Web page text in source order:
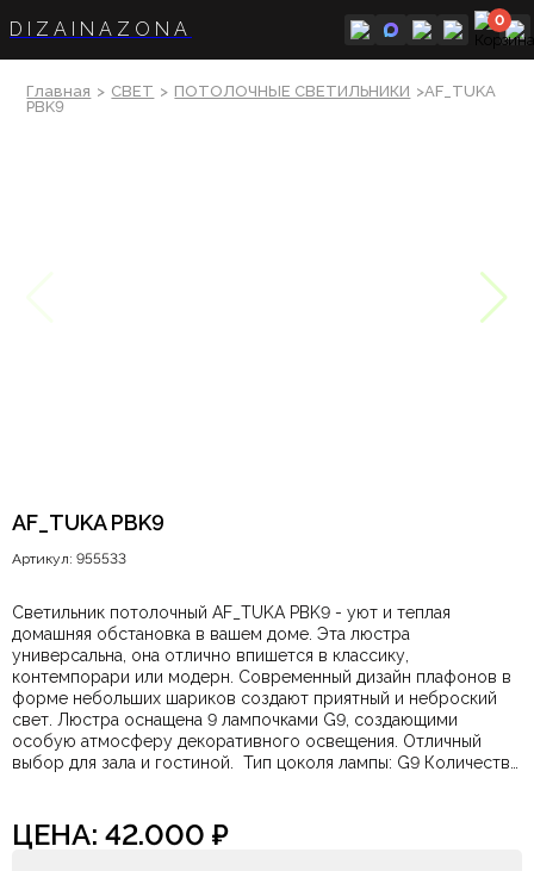
DIZAINAZONA 0
Главная > СВЕТ > ПОТОЛОЧНЫЕ СВЕТИЛЬНИКИ >AF_TUKA
PBK9
AF_TUKA PBK9
Артикул: 955533
Светильник потолочный AF_TUKA PBK9 - уют и теплая
домашняя обстановка в вашем доме. Эта люстра
универсальна, она отлично впишется в классику,
контемпорари или модерн. Современный дизайн плафонов в
форме небольших шариков создают приятный и неброский
свет. Люстра оснащена 9 лампочками G9, создающими
особую атмосферу декоративного освещения. Отличный
выбор для зала и гостиной.
способом.
ЦЕНА: 42.000 ₽